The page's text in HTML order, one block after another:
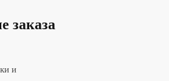
заказа
и